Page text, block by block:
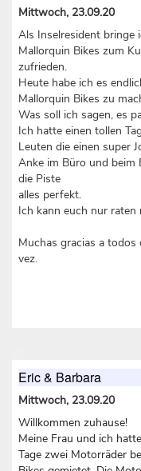
Mittwoch, 23.09.20
Als Inselresident bringe
Mallorquin Bikes zum
zufrieden.
Heute habe ich es
Mallorquin Bikes zu
Was soll ich sagen, es
Ich hatte einen tollen
Leuten die einen super
Anke im Büro und beim
die Piste
alles perfekt.
Ich kann euch nur
Muchas gracias a
vez.
Eric & Barbara
Mittwoch, 23.09.20
Willkommen zuhause!
Meine Frau und ich
Tage zwei Motorräder